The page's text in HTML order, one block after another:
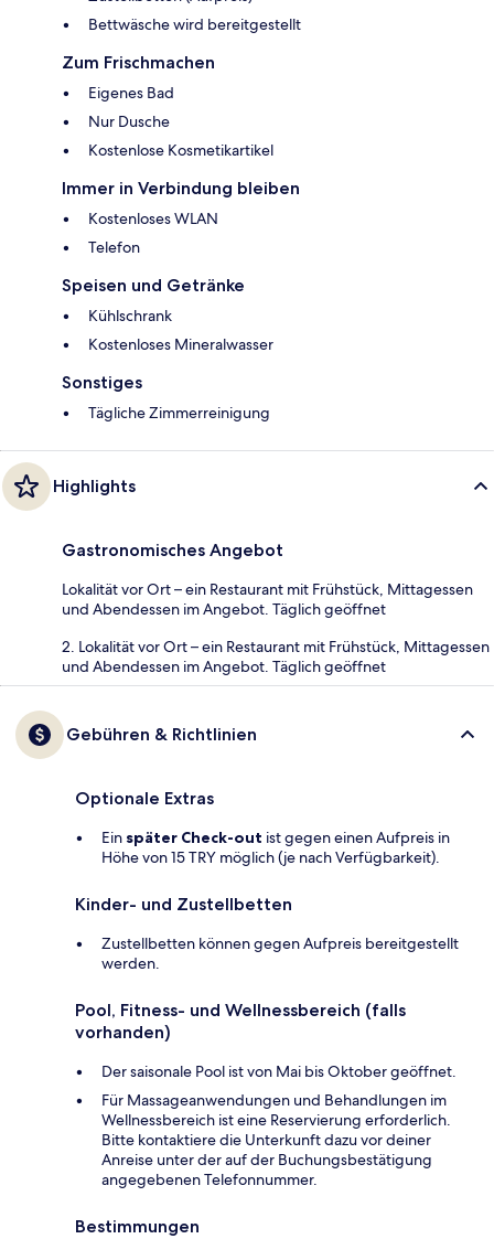
Bettwäsche wird bereitgestellt
Zum Frischmachen
Eigenes Bad
Nur Dusche
Kostenlose Kosmetikartikel
Immer in Verbindung bleiben
Kostenloses WLAN
Telefon
Speisen und Getränke
Kühlschrank
Kostenloses Mineralwasser
Sonstiges
Tägliche Zimmerreinigung
Highlights
Gastronomisches Angebot
Lokalität vor Ort – ein Restaurant mit Frühstück, Mittagessen
und Abendessen im Angebot. Täglich geöffnet
2. Lokalität vor Ort – ein Restaurant mit Frühstück, Mittagessen
und Abendessen im Angebot. Täglich geöffnet
Gebühren & Richtlinien
Optionale Extras
Ein später Check-out ist gegen einen Aufpreis in
Höhe von 15 TRY möglich (je nach Verfügbarkeit).
Kinder- und Zustellbetten
Zustellbetten können gegen Aufpreis bereitgestellt
werden.
Pool, Fitness- und Wellnessbereich (falls
vorhanden)
Der saisonale Pool ist von Mai bis Oktober geöffnet.
Für Massageanwendungen und Behandlungen im
Wellnessbereich ist eine Reservierung erforderlich.
Bitte kontaktiere die Unterkunft dazu vor deiner
Anreise unter der auf der Buchungsbestätigung
angegebenen Telefonnummer.
Bestimmungen